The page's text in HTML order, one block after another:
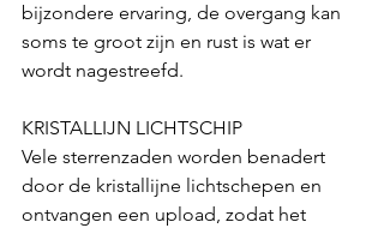
bijzondere ervaring, de overgang kan
soms te groot zijn en rust is wat er
wordt nagestreefd.
KRISTALLIJN LICHTSCHIP
Vele sterrenzaden worden benadert
door de kristallijne lichtschepen en
ontvangen een upload, zodat het